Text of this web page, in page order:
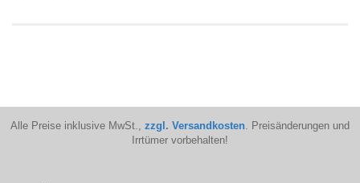
Alle Preise inklusive MwSt., zzgl. Versandkosten . Preisänderungen und
Irrtümer vorbehalten!